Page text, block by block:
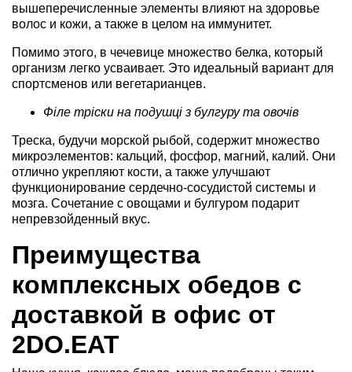
вышеперечисленные элементы влияют на здоровье
волос и кожи, а также в целом на иммунитет.
Помимо этого, в чечевице множество белка, который
организм легко усваивает. Это идеальный вариант для
спортсменов или вегетарианцев.
Філе тріски на подушці з булгуру та овочів
Треска, будучи морской рыбой, содержит множество
микроэлементов: кальций, фосфор, магний, калий. Они
отлично укрепляют кости, а также улучшают
функционирование сердечно-сосудистой системы и
мозга. Сочетание с овощами и булгуром подарит
непревзойденный вкус.
Преимущества
комплексных обедов с
доставкой в офис от
2DO.EAT